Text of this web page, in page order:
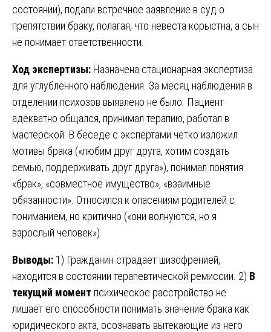
состоянии), подали встречное заявление в суд о
препятствии браку, полагая, что невеста корыстна, а сын
не понимает ответственности.
Ход экспертизы: Назначена стационарная экспертиза
для углубленного наблюдения. За месяц наблюдения в
отделении психозов выявлено не было. Пациент
адекватно общался, принимал терапию, работал в
мастерской. В беседе с экспертами четко изложил
мотивы брака («любим друг друга, хотим создать
семью, поддерживать друг друга»), понимал понятия
«брак», «совместное имущество», «взаимные
обязанности». Относился к опасениям родителей с
пониманием, но критично («они волнуются, но я
взрослый человек»).
Выводы: 1) Гражданин страдает шизофренией,
находится в состоянии терапевтической ремиссии. 2) В
текущий момент психическое расстройство не
лишает его способности понимать значение брака как
юридического акта, осознавать вытекающие из него